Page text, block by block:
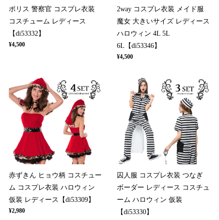
ポリス 警察官 コスプレ衣装
コスチューム レディース
【di53332】
¥4,500
2way コスプレ衣装 メイド服
魔女 大きいサイズ レディース
ハロウィン 4L 5L
6L【di53346】
¥4,500
赤ずきん ヒョウ柄 コスチュー
ム コスプレ衣装 ハロウィン
仮装 レディース【di53309】
¥2,980
囚人服 コスプレ衣装 つなぎ
ボーダー レディース コスチュ
ーム ハロウィン 仮装
【di53330】